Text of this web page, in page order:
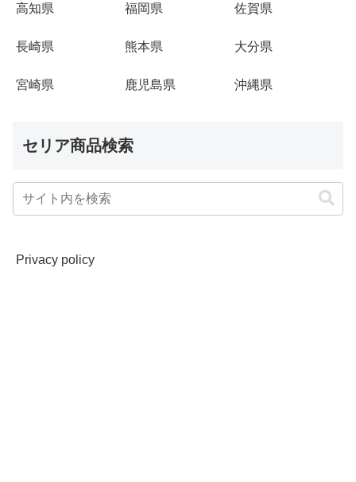
高知県 福岡県 佐賀県
長崎県 熊本県 大分県
宮崎県 鹿児島県 沖縄県
セリア商品検索
Privacy policy